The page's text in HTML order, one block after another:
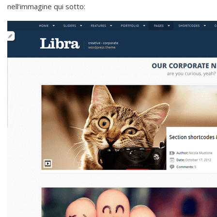
nell’immagine qui sotto: